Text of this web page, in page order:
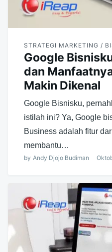
STRATEGI MARKETING /
Google
dan
Makin Dikenal
Google Bisnisku,
istilah ini? Ya, Google
Business adalah fitur
membantu…
by Andy Djojo Budiman